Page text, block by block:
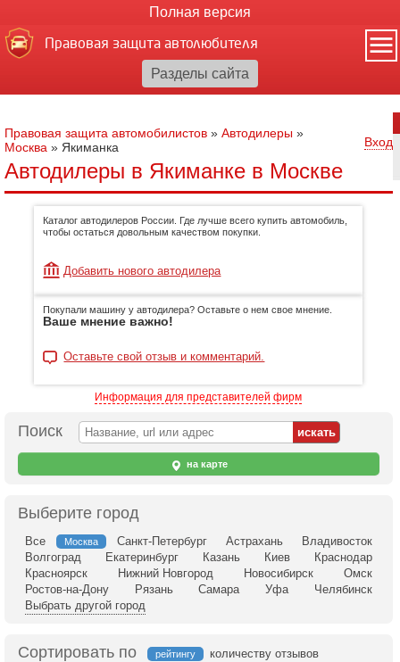
Полная версия
Правовая защита автолюбителя
Правовая защита автомобилистов » Автодилеры »
Москва » Якиманка Вход
Автодилеры в Якиманке в Москве
Каталог автодилеров России. Где лучше всего купить автомобиль,
чтобы остаться довольным качеством покупки.
Добавить нового автодилера
Покупали машину у автодилера? Оставьте о нем свое мнение.
Ваше мнение важно!
Оставьте свой отзыв и комментарий.
Информация для представителей фирм
Поиск
на карте
Выберите город
Все Москва Санкт-Петербург Астрахань
Владивосток
Волгоград
Екатеринбург Казань Киев
Краснодар
Красноярск
Нижний Новгород Новосибирск
Омск
Ростов-на-Дону
Рязань Самара Уфа
Челябинск
Выбрать другой город
Сортировать по рейтингу
количеству отзывов